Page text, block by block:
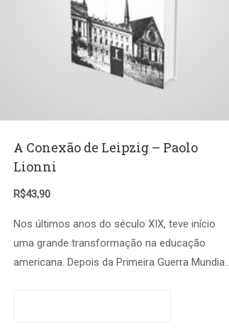
A Conexão de Leipzig – Paolo
Lionni
R$43,90
Nos últimos anos do século XIX, teve início
uma grande transformação na educação
americana. Depois da Primeira Guerra Mundial,